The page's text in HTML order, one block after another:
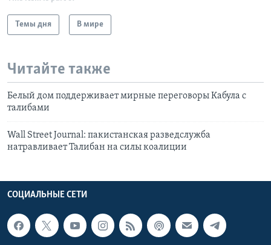
Темы дня В мире
Читайте также
Белый дом поддерживает мирные переговоры Кабула с
талибами
Wall Street Journal: пакистанская разведслужба
натравливает Талибан на силы коалиции
СОЦИАЛЬНЫЕ СЕТИ